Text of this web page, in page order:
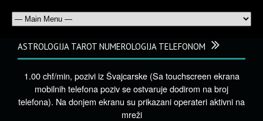
ASTROLOGIJA TAROT NUMEROLOGIJA TELEFONOM
1.00 chf/min, pozivi iz Švajcarske (Sa touchscreen ekrana
mobilnih telefona poziv se ostvaruje dodirom na broj
telefona). Na donjem ekranu su prikazani operateri aktivni na
mreži